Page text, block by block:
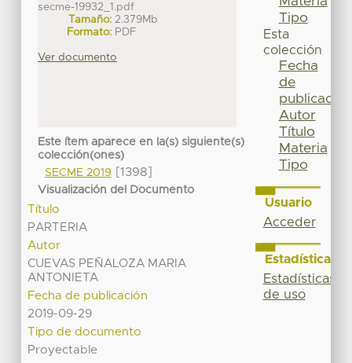
secme-19932_1.pdf
Tamaño: 2.379Mb
Formato: PDF
Ver documento
Este ítem aparece en la(s) siguiente(s)
colección(ones)
SECME 2019
[1398]
Visualización del Documento
Título
PARTERIA
Autor
CUEVAS PEÑALOZA MARIA
ANTONIETA
Fecha de publicación
2019-09-29
Tipo de documento
Proyectable
Tipo
Esta
colección
Fecha
de
publicación
Autor
Título
Materia
Tipo
Usuario
Acceder
Estadísticas
Estadísticas
de uso